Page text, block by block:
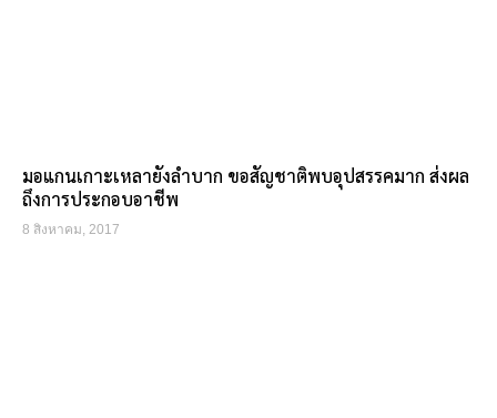
มอแกนเกาะเหลายังลำบาก ขอสัญชาติพบอุปสรรคมาก ส่งผล
ถึงการประกอบอาชีพ
8 สิงหาคม, 2017